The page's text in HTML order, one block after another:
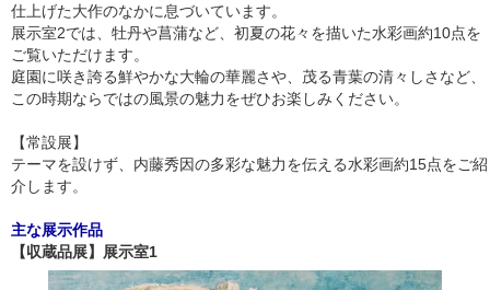
仕上げた大作のなかに息づいています。
展示室2では、牡丹や菖蒲など、初夏の花々を描いた水彩画約10点を
ご覧いただけます。
庭園に咲き誇る鮮やかな大輪の華麗さや、茂る青葉の清々しさなど、
この時期ならではの風景の魅力をぜひお楽しみください。
【常設展】
テーマを設けず、内藤秀因の多彩な魅力を伝える水彩画約15点をご紹
介します。
主な展示作品
【収蔵品展】展示室1